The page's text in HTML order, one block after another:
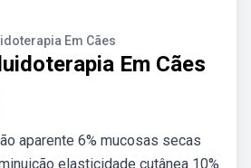
Em Cães
Em Cães
aparente 6% mucosas secas
elasticidade cutânea 10%